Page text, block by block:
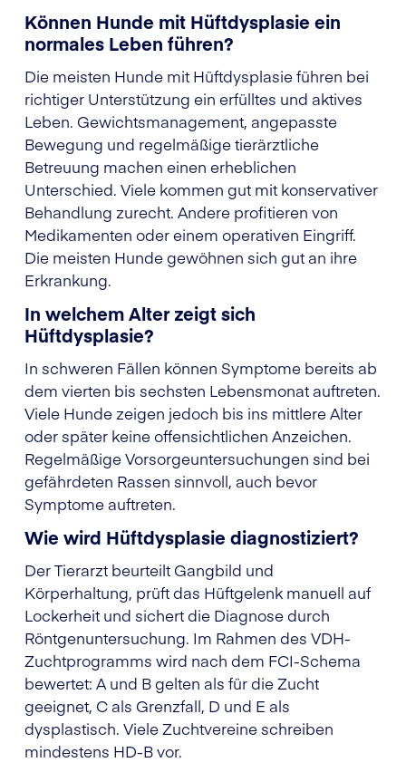
Können Hunde mit Hüftdysplasie ein
normales Leben führen?
Die meisten Hunde mit Hüftdysplasie führen bei
richtiger Unterstützung ein erfülltes und aktives
Leben. Gewichtsmanagement, angepasste
Bewegung und regelmäßige tierärztliche
Betreuung machen einen erheblichen
Unterschied. Viele kommen gut mit konservativer
Behandlung zurecht. Andere profitieren von
Medikamenten oder einem operativen Eingriff.
Die meisten Hunde gewöhnen sich gut an ihre
Erkrankung.
In welchem Alter zeigt sich
Hüftdysplasie?
In schweren Fällen können Symptome bereits ab
dem vierten bis sechsten Lebensmonat auftreten.
Viele Hunde zeigen jedoch bis ins mittlere Alter
oder später keine offensichtlichen Anzeichen.
Regelmäßige Vorsorgeuntersuchungen sind bei
gefährdeten Rassen sinnvoll, auch bevor
Symptome auftreten.
Wie wird Hüftdysplasie diagnostiziert?
Der Tierarzt beurteilt Gangbild und
Körperhaltung, prüft das Hüftgelenk manuell auf
Lockerheit und sichert die Diagnose durch
Röntgenuntersuchung. Im Rahmen des VDH-
Zuchtprogramms wird nach dem FCI-Schema
bewertet: A und B gelten als für die Zucht
geeignet, C als Grenzfall, D und E als
dysplastisch. Viele Zuchtvereine schreiben
mindestens HD-B vor.